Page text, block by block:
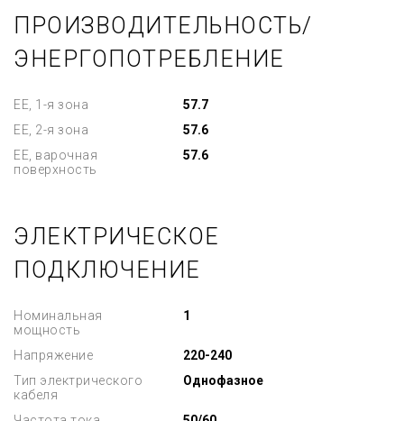
ПРОИЗВОДИТЕЛЬНОСТЬ/
ЭНЕРГОПОТРЕБЛЕНИЕ
EE, 1-я зона
57.7
EE, 2-я зона
57.6
EE, варочная
поверхность
57.6
ЭЛЕКТРИЧЕСКОЕ
ПОДКЛЮЧЕНИЕ
Номинальная
мощность
1
Напряжение
220-240
Тип электрического
кабеля
Однофазное